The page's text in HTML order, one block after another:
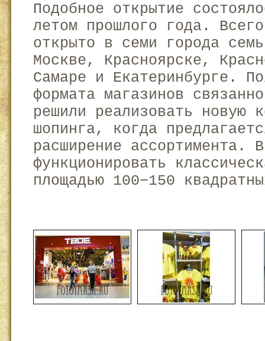
Подобное открытие
летом прошлого года.
открыто в семи города
Москве, Красноярске,
Самаре и Екатеринбурге.
формата магазинов
решили реализовать новую
шопинга, когда
расширение ассортимента.
функционировать
площадью 100−150